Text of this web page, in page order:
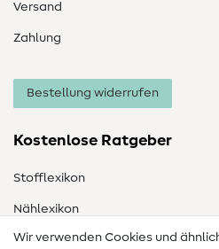
Versand
Zahlung
Bestellung widerrufen
Kostenlose Ratgeber
Stofflexikon
Nählexikon
Nähanleitungen
Wir verwenden Cookies und